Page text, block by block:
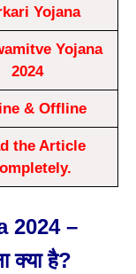
Yojana
Yojana
2024
& Offline
the Article
2024 –
क्या है?